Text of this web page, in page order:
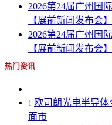
2026第24届广州国
【展前新闻发布会
2026第24届广州国
【展前新闻发布会
热门资讯
1 欧司朗光电半导体
面市